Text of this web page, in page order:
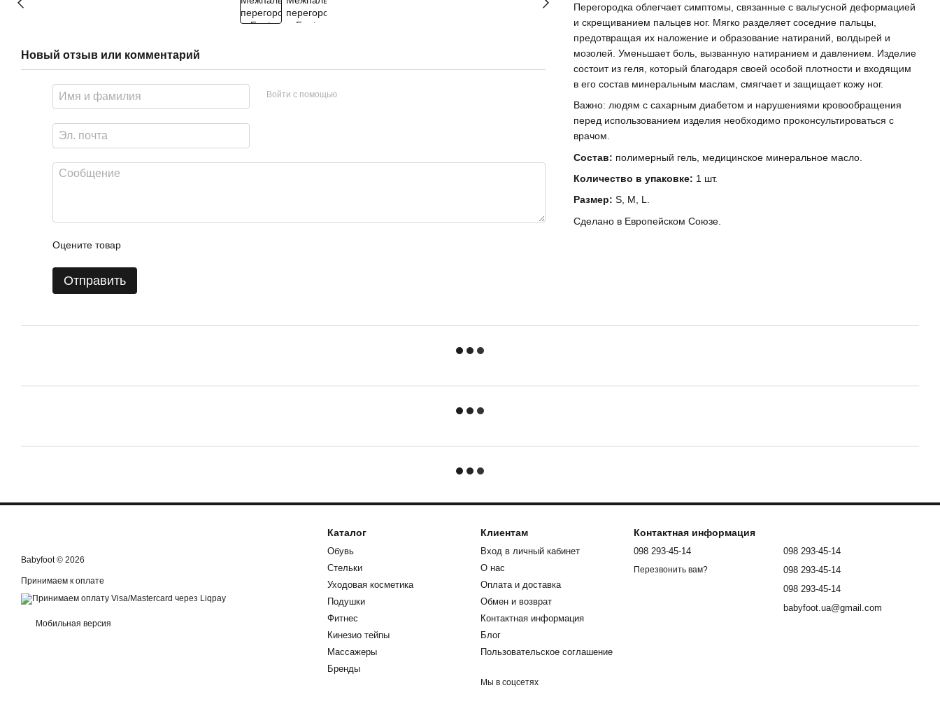
Новый отзыв или комментарий
Войти с помощью
Оцените товар
Отправить
Перегородка облегчает симптомы, связанные с вальгусной деформацией
и скрещиванием пальцев ног. Мягко разделяет соседние пальцы,
предотвращая их наложение и образование натираний, волдырей и
мозолей. Уменьшает боль, вызванную натиранием и давлением. Изделие
состоит из геля, который благодаря своей особой плотности и входящим
в его состав минеральным маслам, смягчает и защищает кожу ног.
Важно: людям с сахарным диабетом и нарушениями кровообращения
перед использованием изделия необходимо проконсультироваться с
врачом.
Состав: полимерный гель, медицинское минеральное масло.
Количество в упаковке: 1 шт.
Размер:S, M, L.
Сделано в Европейском Союзе.
Babyfoot © 2026
Принимаем к оплате
Мобильная версия
Каталог
Обувь
Стельки
Уходовая косметика
Подушки
Фитнес
Кинезио тейпы
Массажеры
Бренды
Клиентам
Вход в личный кабинет
О нас
Оплата и доставка
Обмен и возврат
Контактная информация
Блог
Пользовательское соглашение
Мы в соцсетях
Контактная информация
098 293-45-14
Перезвонить вам?
098 293-45-14
098 293-45-14
098 293-45-14
babyfoot.ua@gmail.com